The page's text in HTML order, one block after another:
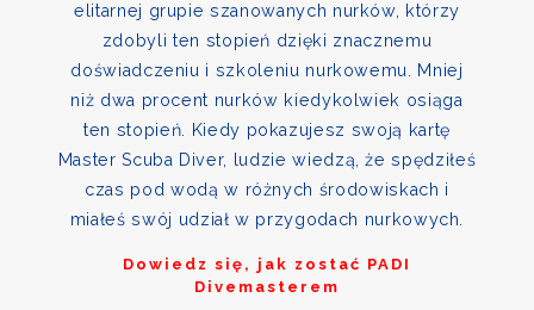
elitarnej grupie szanowanych nurków, którzy
zdobyli ten stopień dzięki znacznemu
doświadczeniu i szkoleniu nurkowemu. Mniej
niż dwa procent nurków kiedykolwiek osiąga
ten stopień. Kiedy pokazujesz swoją kartę
Master Scuba Diver, ludzie wiedzą, że spędziłeś
czas pod wodą w różnych środowiskach i
miałeś swój udział w przygodach nurkowych.
Dowiedz się, jak zostać PADI
Divemasterem